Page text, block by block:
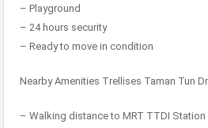
– Playground
– 24 hours security
– Ready to move in condition
Nearby Amenities Trellises Taman Tun
– Walking distance to MRT TTDI Station